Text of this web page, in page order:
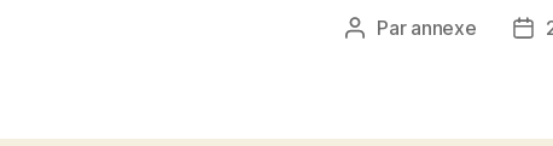
Auteur
Par annexe